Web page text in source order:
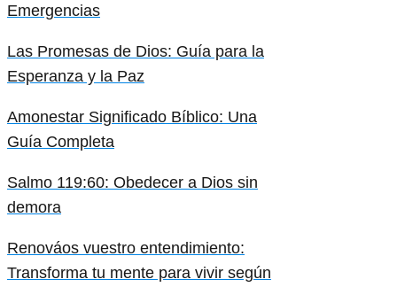
Emergencias
Las Promesas de Dios: Guía para la
Esperanza y la Paz
Amonestar Significado Bíblico: Una
Guía Completa
Salmo 119:60: Obedecer a Dios sin
demora
Renováos vuestro entendimiento:
Transforma tu mente para vivir según